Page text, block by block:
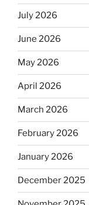
July 2026
June 2026
May 2026
April 2026
March 2026
February 2026
January 2026
December 2025